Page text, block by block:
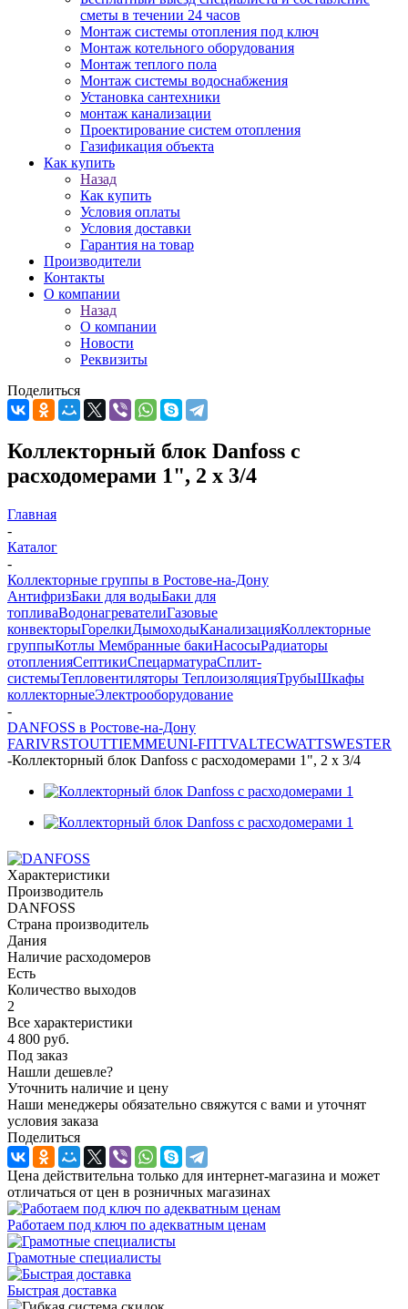
сметы в течении 24 часов
Монтаж системы отопления под ключ
Монтаж котельного оборудования
Монтаж теплого пола
Монтаж системы водоснабжения
Установка сантехники
монтаж канализации
Проектирование систем отопления
Газификация объекта
Как купить
Назад
Как купить
Условия оплаты
Условия доставки
Гарантия на товар
Производители
Контакты
О компании
Назад
О компании
Новости
Реквизиты
Поделиться
Коллекторный блок Danfoss с
расходомерами 1", 2 х 3/4
Главная
-
Каталог
-
Коллекторные группы в Ростове-на-Дону
АнтифризБаки для водыБаки для
топливаВодонагревателиГазовые
конвекторыГорелкиДымоходыКанализацияКоллекторные
группыКотлы Мембранные бакиНасосыРадиаторы
отопленияСептикиСпецарматураСплит-
системыТепловентиляторы ТеплоизоляцияТрубыШкафы
коллекторныеЭлектрооборудование
-
DANFOSS в Ростове-на-Дону
FARIVRSTOUTTIEMMEUNI-FITTVALTECWATTSWESTER
-Коллекторный блок Danfoss с расходомерами 1", 2 х 3/4
Характеристики
Производитель
DANFOSS
Страна производитель
Дания
Наличие расходомеров
Есть
Количество выходов
2
Все характеристики
4 800 руб.
Под заказ
Нашли дешевле?
Уточнить наличие и цену
Наши менеджеры обязательно свяжутся с вами и уточнят
условия заказа
Поделиться
Цена действительна только для интернет-магазина и может
отличаться от цен в розничных магазинах
Работаем под ключ по адекватным ценам
Грамотные специалисты
Быстрая доставка